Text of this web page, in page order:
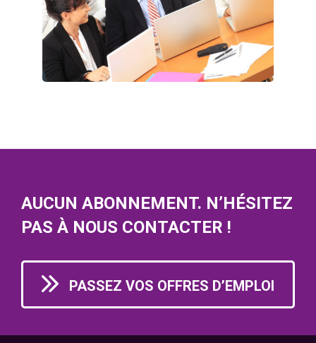
AUCUN ABONNEMENT. N’HÉSITEZ
PAS À NOUS CONTACTER !
PASSEZ VOS OFFRES D’EMPLOI